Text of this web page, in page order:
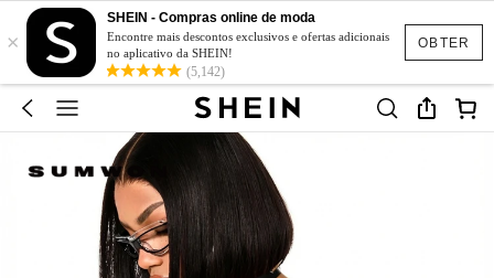
OBTER
×
SHEIN - Compras online de moda
Encontre mais descontos exclusivos e ofertas adicionais
no aplicativo da SHEIN!
(5,142)